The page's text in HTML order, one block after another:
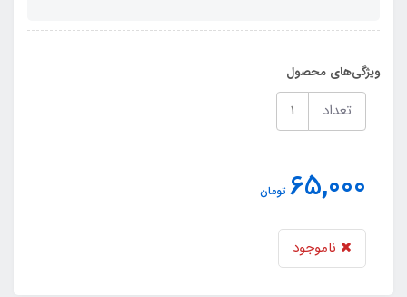
ویژگی‌های محصول
تعداد
65,000 تومان
ناموجود